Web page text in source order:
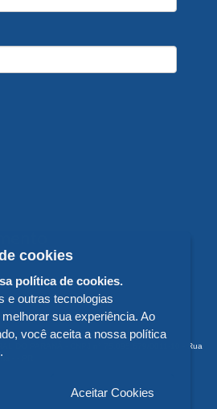
DO PARANÁ - CNPJ n° 75.095.679/0011-10 - Rua
- - PR
cookies
política de cookies.
e outras tecnologias
sua experiência. Ao
você aceita a nossa política
Aceitar Cookies